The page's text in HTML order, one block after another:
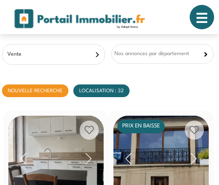
Vente Nos annonces par département
NOUVELLE RECHERCHE LOCALISATION : 32
PRIX EN BAISSE